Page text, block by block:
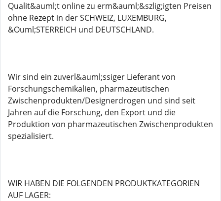
Qualit&auml;t online zu erm&auml;&szlig;igten Preisen
ohne Rezept in der SCHWEIZ, LUXEMBURG,
&Ouml;STERREICH und DEUTSCHLAND.
Wir sind ein zuverl&auml;ssiger Lieferant von
Forschungschemikalien, pharmazeutischen
Zwischenprodukten/Designerdrogen und sind seit
Jahren auf die Forschung, den Export und die
Produktion von pharmazeutischen Zwischenprodukten
spezialisiert.
WIR HABEN DIE FOLGENDEN PRODUKTKATEGORIEN
AUF LAGER: